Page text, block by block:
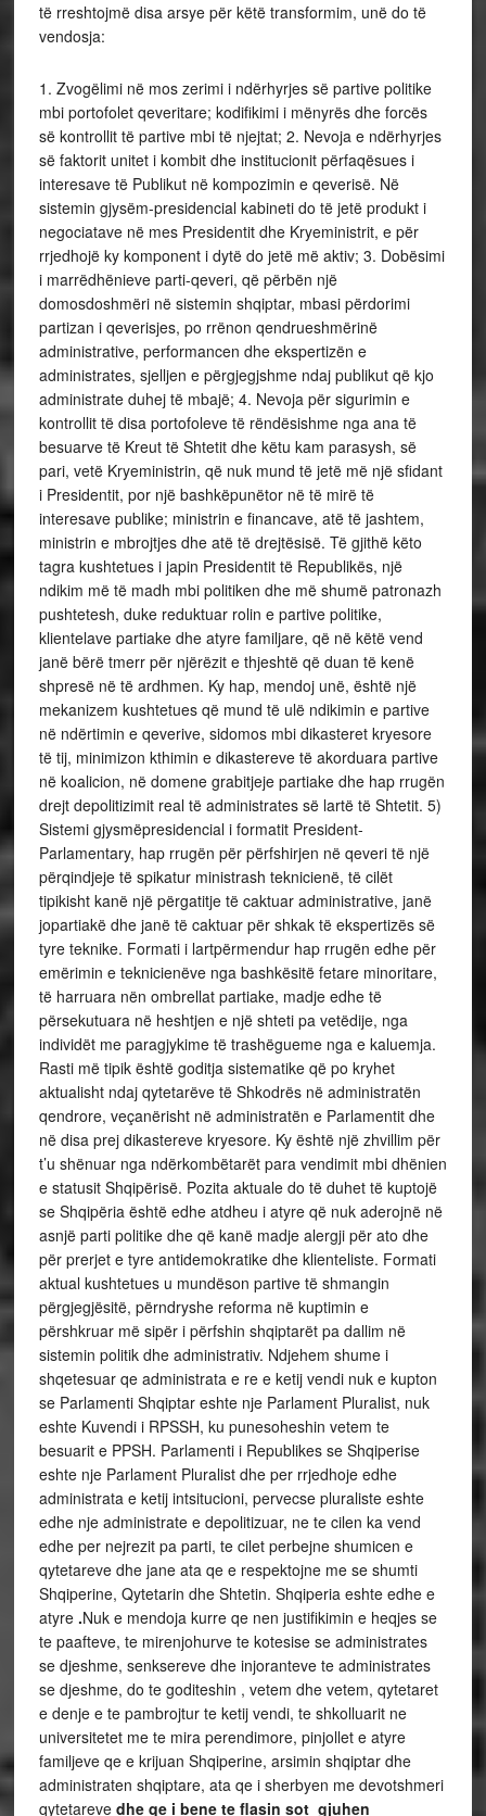
të rreshtojmë disa arsye për këtë transformim, unë do të
vendosja:
1. Zvogëlimi në mos zerimi i ndërhyrjes së partive politike
mbi portofolet qeveritare; kodifikimi i mënyrës dhe forcës
së kontrollit të partive mbi të njejtat; 2. Nevoja e ndërhyrjes
së faktorit unitet i kombit dhe institucionit përfaqësues i
interesave të Publikut në kompozimin e qeverisë. Në
sistemin gjysëm-presidencial kabineti do të jetë produkt i
negociatave në mes Presidentit dhe Kryeministrit, e për
rrjedhojë ky komponent i dytë do jetë më aktiv; 3. Dobësimi
i marrëdhënieve parti-qeveri, që përbën një
domosdoshmëri në sistemin shqiptar, mbasi përdorimi
partizan i qeverisjes, po rrënon qendrueshmërinë
administrative, performancen dhe ekspertizën e
administrates, sjelljen e përgjegjshme ndaj publikut që kjo
administrate duhej të mbajë; 4. Nevoja për sigurimin e
kontrollit të disa portofoleve të rëndësishme nga ana të
besuarve të Kreut të Shtetit dhe këtu kam parasysh, së
pari, vetë Kryeministrin, që nuk mund të jetë më një sfidant
i Presidentit, por një bashkëpunëtor në të mirë të
interesave publike; ministrin e financave, atë të jashtem,
ministrin e mbrojtjes dhe atë të drejtësisë. Të gjithë këto
tagra kushtetues i japin Presidentit të Republikës, një
ndikim më të madh mbi politiken dhe më shumë patronazh
pushtetesh, duke reduktuar rolin e partive politike,
klientelave partiake dhe atyre familjare, që në këtë vend
janë bërë tmerr për njërëzit e thjeshtë që duan të kenë
shpresë në të ardhmen. Ky hap, mendoj unë, është një
mekanizem kushtetues që mund të ulë ndikimin e partive
në ndërtimin e qeverive, sidomos mbi dikasteret kryesore
të tij, minimizon kthimin e dikastereve të akorduara partive
në koalicion, në domene grabitjeje partiake dhe hap rrugën
drejt depolitizimit real të administrates së lartë të Shtetit. 5)
Sistemi gjysmëpresidencial i formatit President-
Parlamentary, hap rrugën për përfshirjen në qeveri të një
përqindjeje të spikatur ministrash teknicienë, të cilët
tipikisht kanë një përgatitje të caktuar administrative, janë
jopartiakë dhe janë të caktuar për shkak të ekspertizës së
tyre teknike. Formati i lartpërmendur hap rrugën edhe për
emërimin e teknicienëve nga bashkësitë fetare minoritare,
të harruara nën ombrellat partiake, madje edhe të
përsekutuara në heshtjen e një shteti pa vetëdije, nga
individët me paragjykime të trashëgueme nga e kaluemja.
Rasti më tipik është goditja sistematike që po kryhet
aktualisht ndaj qytetarëve të Shkodrës në administratën
qendrore, veçanërisht në administratën e Parlamentit dhe
në disa prej dikastereve kryesore. Ky është një zhvillim për
t’u shënuar nga ndërkombëtarët para vendimit mbi dhënien
e statusit Shqipërisë. Pozita aktuale do të duhet të kuptojë
se Shqipëria është edhe atdheu i atyre që nuk aderojnë në
asnjë parti politike dhe që kanë madje alergji për ato dhe
për prerjet e tyre antidemokratike dhe klienteliste. Formati
aktual kushtetues u mundëson partive të shmangin
përgjegjësitë, përndryshe reforma në kuptimin e
përshkruar më sipër i përfshin shqiptarët pa dallim në
sistemin politik dhe administrativ. Ndjehem shume i
shqetesuar qe administrata e re e ketij vendi nuk e kupton
se Parlamenti Shqiptar eshte nje Parlament Pluralist, nuk
eshte Kuvendi i RPSSH, ku punesoheshin vetem te
besuarit e PPSH. Parlamenti i Republikes se Shqiperise
eshte nje Parlament Pluralist dhe per rrjedhoje edhe
administrata e ketij intsitucioni, pervecse pluraliste eshte
edhe nje administrate e depolitizuar, ne te cilen ka vend
edhe per nejrezit pa parti, te cilet perbejne shumicen e
qytetareve dhe jane ata qe e respektojne me se shumti
Shqiperine, Qytetarin dhe Shtetin. Shqiperia eshte edhe e
atyre.Nuk e mendoja kurre qe nen justifikimin e heqjes se
te paafteve, te mirenjohurve te kotesise se administrates
se djeshme, senksereve dhe injoranteve te administrates
se djeshme, do te goditeshin , vetem dhe vetem, qytetaret
e denje e te pambrojtur te ketij vendi, te shkolluarit ne
universitetet me te mira perendimore, pinjollet e atyre
familjeve qe e krijuan Shqiperine, arsimin shqiptar dhe
administraten shqiptare, ata qe i sherbyen me devotshmeri
qytetareve dhe qe i bene te flasin sot gjuhen